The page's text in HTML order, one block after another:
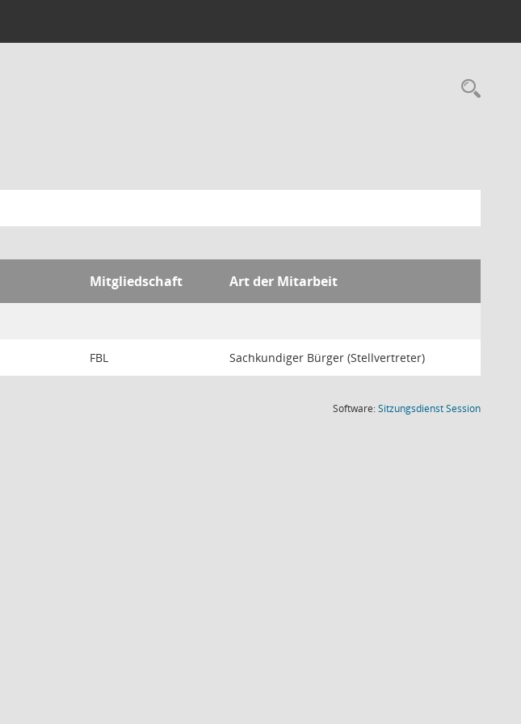
Mitgliedschaft Art der Mitarbeit
FBL Sachkundiger Bürger (Stellvertreter)
Software:SitzungsdienstSession(Wird in